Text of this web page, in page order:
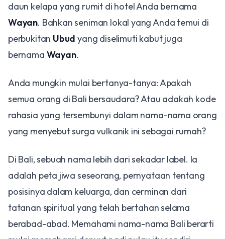
daun kelapa yang rumit di hotel Anda bernama
Wayan. Bahkan seniman lokal yang Anda temui di
perbukitan Ubud yang diselimuti kabut juga
bernama Wayan.
Anda mungkin mulai bertanya-tanya: Apakah
semua orang di Bali bersaudara? Atau adakah kode
rahasia yang tersembunyi dalam nama-nama orang
yang menyebut surga vulkanik ini sebagai rumah?
Di Bali, sebuah nama lebih dari sekadar label. Ia
adalah peta jiwa seseorang, pernyataan tentang
posisinya dalam keluarga, dan cerminan dari
tatanan spiritual yang telah bertahan selama
berabad-abad. Memahami nama-nama Bali berarti